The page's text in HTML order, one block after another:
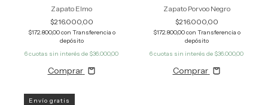
Zapato Elmo
$216.000,00
$172.800,00con Transferencia o
depósito
6cuotas sin interés de $36.000,00
Comprar
Zapato Porvoo Negro
$216.000,00
$172.800,00con Transferencia o
depósito
6cuotas sin interés de $36.000,00
Comprar
Envío gratis